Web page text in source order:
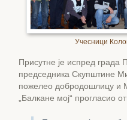
Учесници
Присутне је испред града
председника Скупштине
пожелео добродошлицу и
„Балкане мој“ прогласио